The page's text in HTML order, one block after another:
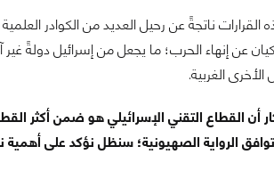
عن إنهاء الحرب؛ ما يجعل من إسرائيل دولةً
الغربية.
أن القطاع التقني الإسرائيلي هو ضمن أكثر
توافق الرواية الصهيونية؛ سنظل نؤكد على